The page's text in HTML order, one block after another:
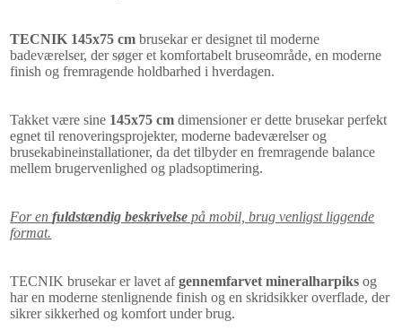
TECNIK 145x75 cm brusekar er designet til moderne
badeværelser, der søger et komfortabelt bruseområde, en moderne
finish og fremragende holdbarhed i hverdagen.
Takket være sine 145x75 cm dimensioner er dette brusekar perfekt
egnet til renoveringsprojekter, moderne badeværelser og
brusekabineinstallationer, da det tilbyder en fremragende balance
mellem brugervenlighed og pladsoptimering.
For enfuldstændig beskrivelse på mobil, brug venligst liggende
format.
TECNIK brusekar er lavet afgennemfarvet mineralharpiks og
har en moderne stenlignende finish og en skridsikker overflade, der
sikrer sikkerhed og komfort under brug.